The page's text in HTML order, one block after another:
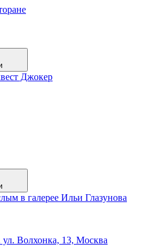
Джокер
в галерее Ильи Глазунова
ул. Волхонка, 13, Москва